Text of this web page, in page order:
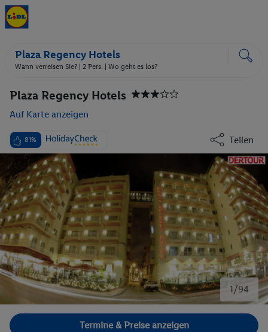
Plaza Regency Hotels
Wann verreisen Sie? | 2 Pers. | Wo geht es los?
Plaza Regency Hotels
Auf Karte anzeigen
81% Teilen
1/94
Bild 1 von 94.
Termine & Preise anzeigen